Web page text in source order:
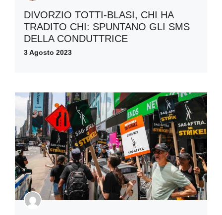
DIVORZIO TOTTI-BLASI, CHI HA
TRADITO CHI: SPUNTANO GLI SMS
DELLA CONDUTTRICE
3 Agosto 2023